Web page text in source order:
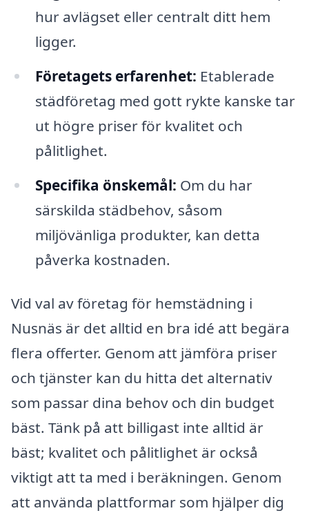
hur avlägset eller centralt ditt hem
ligger.
Företagets erfarenhet: Etablerade
städföretag med gott rykte kanske tar
ut högre priser för kvalitet och
pålitlighet.
Specifika önskemål: Om du har
särskilda städbehov, såsom
miljövänliga produkter, kan detta
påverka kostnaden.
Vid val av företag för hemstädning i
Nusnäs är det alltid en bra idé att begära
flera offerter. Genom att jämföra priser
och tjänster kan du hitta det alternativ
som passar dina behov och din budget
bäst. Tänk på att billigast inte alltid är
bäst; kvalitet och pålitlighet är också
viktigt att ta med i beräkningen. Genom
att använda plattformar som hjälper dig